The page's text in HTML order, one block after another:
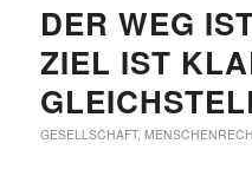
DER WEG
ZIEL IST
GESELLSCHAFT,